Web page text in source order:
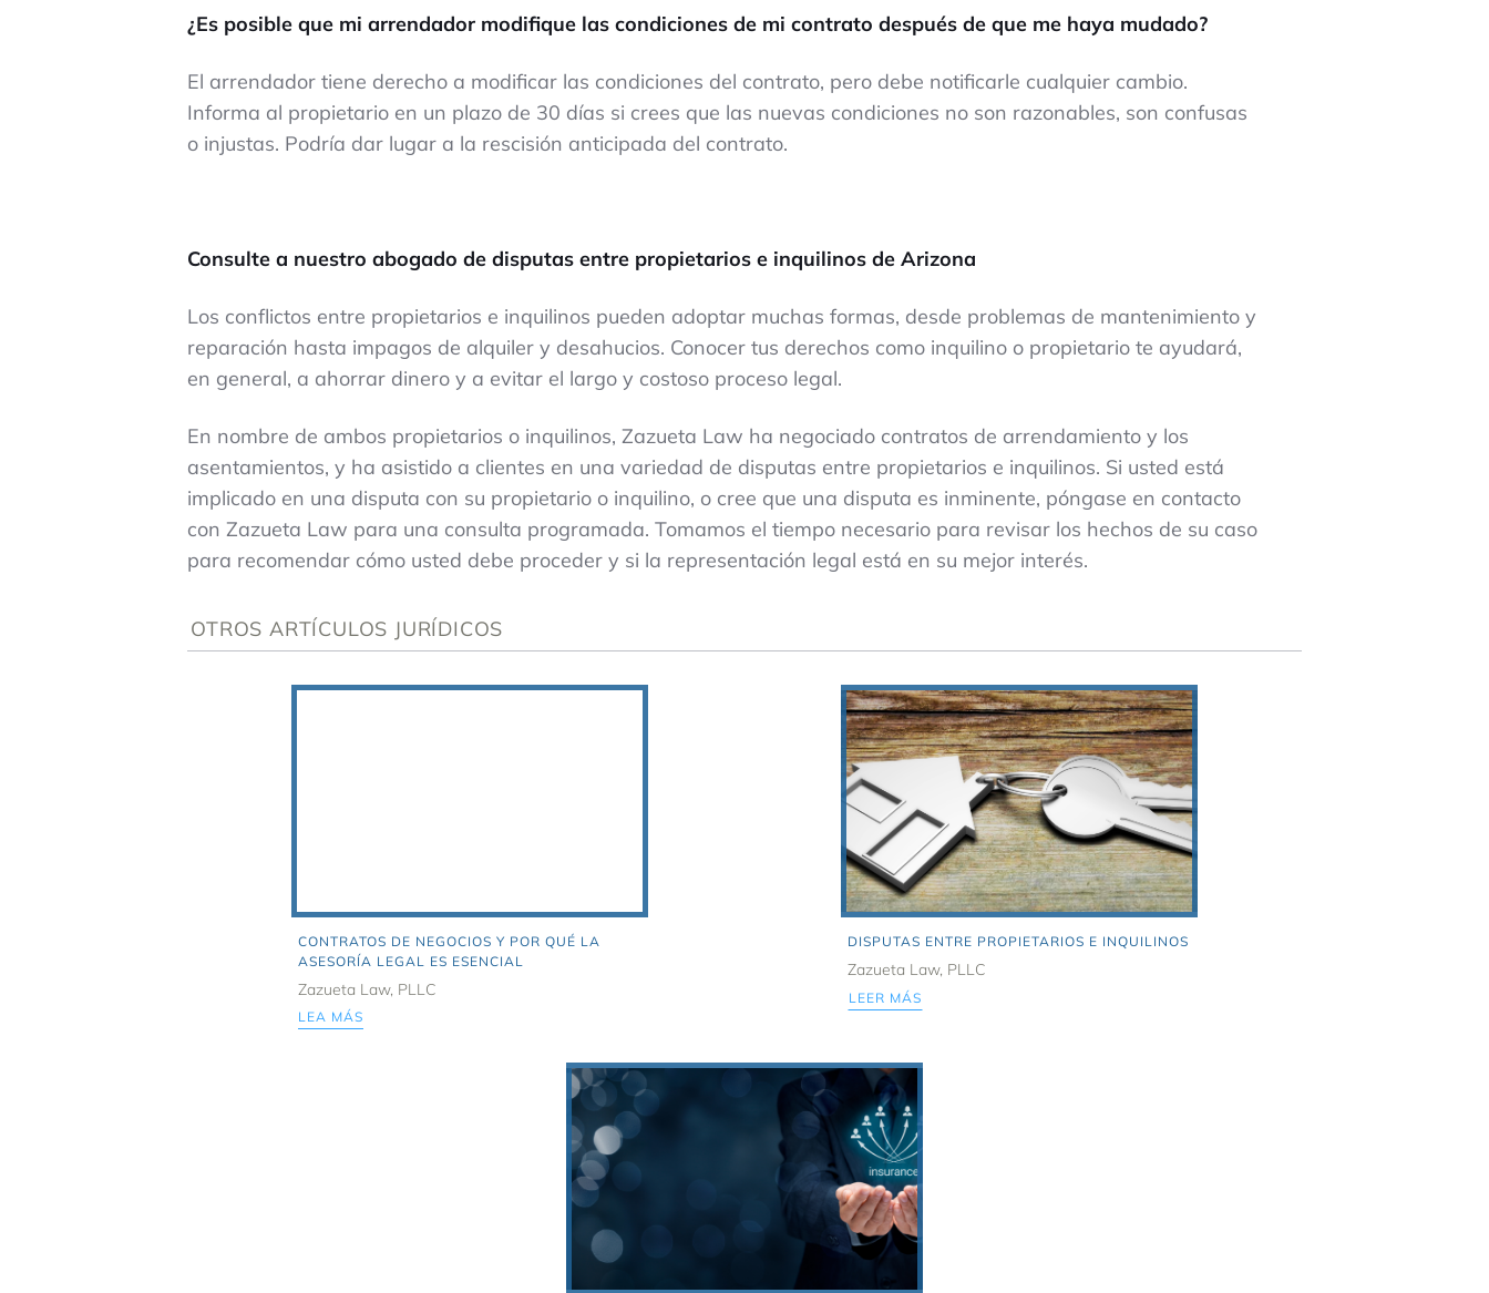
¿Es posible que mi arrendador modifique las condiciones de mi contrato después de que me haya mudado?
El arrendador tiene derecho a modificar las condiciones del contrato, pero debe notificarle cualquier cambio.
Informa al propietario en un plazo de 30 días si crees que las nuevas condiciones no son razonables, son confusas
o injustas. Podría dar lugar a la rescisión anticipada del contrato.
Consulte a nuestro abogado de disputas entre propietarios e inquilinos de Arizona
Los conflictos entre propietarios e inquilinos pueden adoptar muchas formas, desde problemas de mantenimiento y
reparación hasta impagos de alquiler y desahucios. Conocer tus derechos como inquilino o propietario te ayudará,
en general, a ahorrar dinero y a evitar el largo y costoso proceso legal.
En nombre de ambos propietarios o inquilinos, Zazueta Law ha negociado contratos de arrendamiento y los
asentamientos, y ha asistido a clientes en una variedad de disputas entre propietarios e inquilinos. Si usted está
implicado en una disputa con su propietario o inquilino, o cree que una disputa es inminente, póngase en contacto
con Zazueta Law para una consulta programada. Tomamos el tiempo necesario para revisar los hechos de su caso
para recomendar cómo usted debe proceder y si la representación legal está en su mejor interés.
OTROS ARTÍCULOS JURÍDICOS
CONTRATOS DE NEGOCIOS Y POR QUÉ LA
ASESORÍA LEGAL ES ESENCIAL
Zazueta Law, PLLC
LEA MÁS
DISPUTAS ENTRE PROPIETARIOS E INQUILINOS
Zazueta Law, PLLC
LEER MÁS